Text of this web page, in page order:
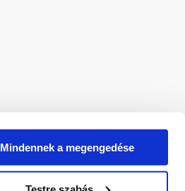
Mindennek a megengedése